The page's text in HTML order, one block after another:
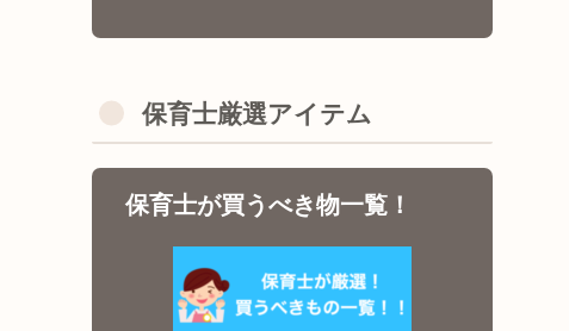
保育士厳選アイテム
保育士が買うべき物一覧！